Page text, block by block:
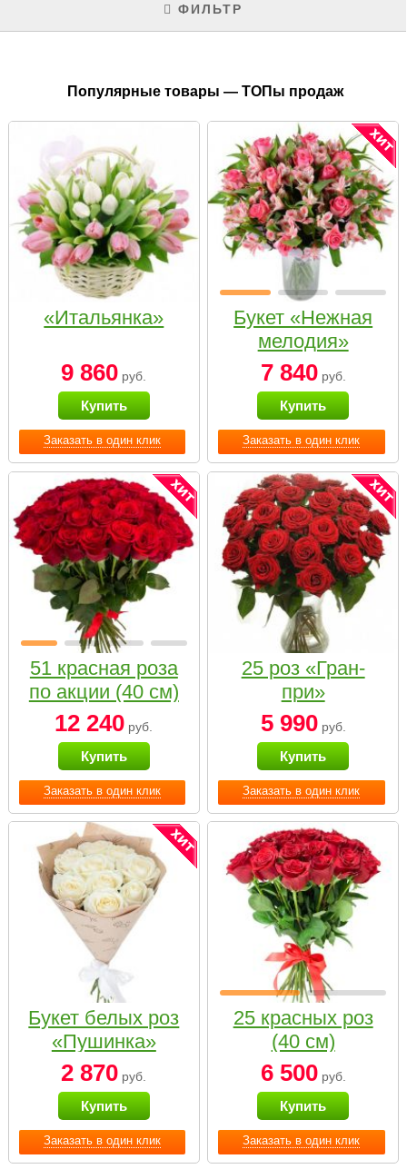
ФИЛЬТР
Популярные товары — ТОПы продаж
Заказать в один клик
«Итальянка»
9 860 руб.
Купить
Заказать в один клик
Букет «Нежная
мелодия»
7 840руб.
Купить
Заказать в один клик
51 красная роза
по акции (40 см)
12 240 руб.
Купить
Заказать в один клик
25 роз «Гран-
при»
5 990руб.
Купить
Заказать в один клик
Букет белых роз
«Пушинка»
2 870 руб.
Купить
Заказать в один клик
25 красных роз
(40 см)
6 500руб.
Купить